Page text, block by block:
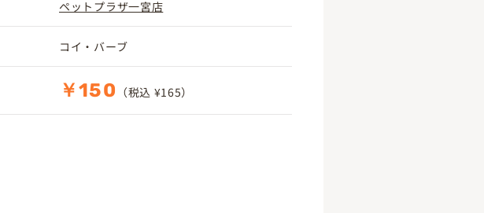
ペットプラザ一宮店
コイ・バーブ
￥150 （税込 ¥165）